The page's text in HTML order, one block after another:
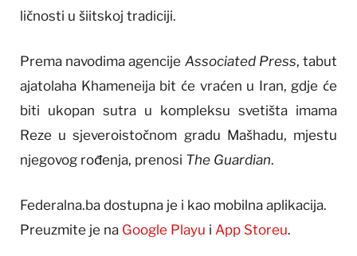
ličnosti u šiitskoj tradiciji.
Prema navodima agencije Associated Press, tabut
ajatolaha Khameneija bit će vraćen u Iran, gdje će
biti ukopan sutra u kompleksu svetišta imama
Reze u sjeveroistočnom gradu Mašhadu, mjestu
njegovog rođenja, prenosi The Guardian.
Federalna.ba dostupna je i kao mobilna aplikacija.
Preuzmite je na Google Playu i App Storeu.